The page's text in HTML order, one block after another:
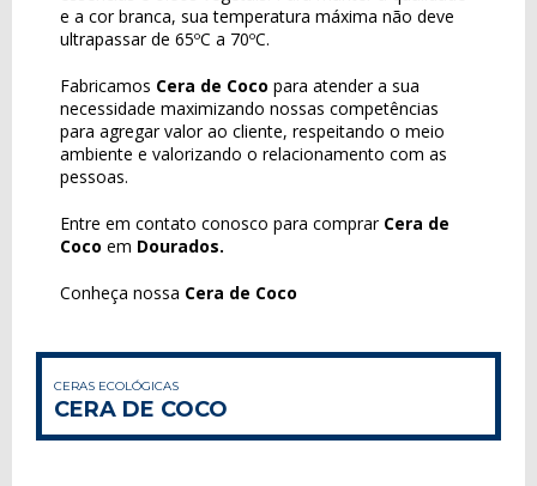
e a cor branca, sua temperatura máxima não deve
ultrapassar de 65ºC a 70ºC.
Fabricamos Cera de Coco para atender a sua
necessidade maximizando nossas competências
para agregar valor ao cliente, respeitando o meio
ambiente e valorizando o relacionamento com as
pessoas.
Entre em contato conosco para comprar Cera de
Coco em Dourados.
Conheça nossa Cera de Coco
CERAS ECOLÓGICAS
CERA DE COCO